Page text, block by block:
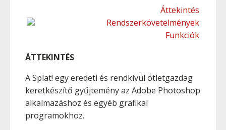
Áttekintés
Rendszerkövetelmények
Funkciók
ÁTTEKINTÉS
A Splat! egy eredeti és rendkívül ötletgazdag
keretkészítő gyűjtemény az Adobe Photoshop
alkalmazáshoz és egyéb grafikai
programokhoz.